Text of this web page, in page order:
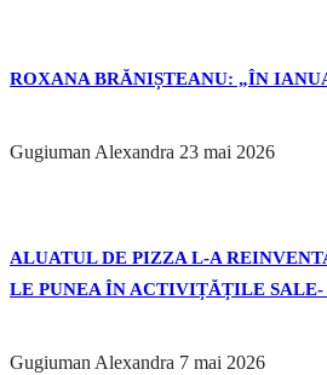
ROXANA BRĂNIȘTEANU: „ÎN
Gugiuman Alexandra 23 mai 2026
ALUATUL DE PIZZA L-A
LE PUNEA ÎN ACTIVIȚĂȚILE SALE-
Gugiuman Alexandra 7 mai 2026